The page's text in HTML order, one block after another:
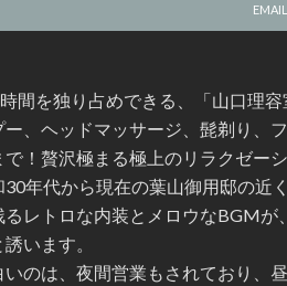
EMAIL
間を独り占めできる、「山口理容
、ヘッドマッサージ、髭剃り、
！贅沢極まる極上のリラクゼーシ
年代から現在の葉山御用邸の近
るレトロな内装とメロウなBGM
います。
のは、夜間営業もされており、